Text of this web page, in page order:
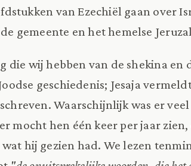
van Ezechiël gaan over
gemeente en het hemelse
die wij hebben van de shekina en
geschiedenis; Jesaja
Waarschijnlijk was er
mocht hen één keer per jaar zien,
hij gezien had. We lezen